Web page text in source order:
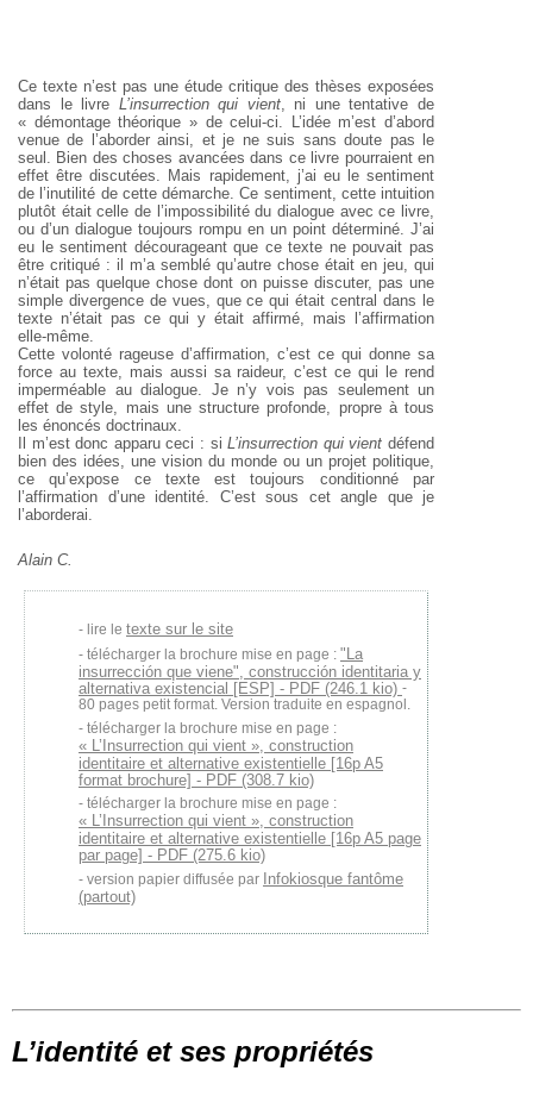
Ce texte n’est pas une étude critique des thèses exposées
dans le livre L’insurrection qui vient, ni une tentative de
« démontage théorique » de celui-ci. L’idée m’est d’abord
venue de l’aborder ainsi, et je ne suis sans doute pas le
seul. Bien des choses avancées dans ce livre pourraient en
effet être discutées. Mais rapidement, j’ai eu le sentiment
de l’inutilité de cette démarche. Ce sentiment, cette intuition
plutôt était celle de l’impossibilité du dialogue avec ce livre,
ou d’un dialogue toujours rompu en un point déterminé. J’ai
eu le sentiment décourageant que ce texte ne pouvait pas
être critiqué : il m’a semblé qu’autre chose était en jeu, qui
n’était pas quelque chose dont on puisse discuter, pas une
simple divergence de vues, que ce qui était central dans le
texte n’était pas ce qui y était affirmé, mais l’affirmation
elle-même.
Cette volonté rageuse d’affirmation, c’est ce qui donne sa
force au texte, mais aussi sa raideur, c’est ce qui le rend
imperméable au dialogue. Je n’y vois pas seulement un
effet de style, mais une structure profonde, propre à tous
les énoncés doctrinaux.
Il m’est donc apparu ceci : siL’insurrection qui vient défend
bien des idées, une vision du monde ou un projet politique,
ce qu’expose ce texte est toujours conditionné par
l’affirmation d’une identité. C’est sous cet angle que je
l’aborderai.
Alain C.
lire le texte sur le site
télécharger la brochure mise en page : "La
insurrección que viene", construcción identitaria y
alternativa existencial [ESP] - PDF (246.1 kio) -
80 pages petit format. Version traduite en espagnol.
télécharger la brochure mise en page :
« L’Insurrection qui vient », construction
identitaire et alternative existentielle [16p A5
format brochure] - PDF (308.7 kio)
télécharger la brochure mise en page :
« L’Insurrection qui vient », construction
identitaire et alternative existentielle [16p A5 page
par page] - PDF (275.6 kio)
version papier diffusée par Infokiosque fantôme
(partout)
L’identité et ses propriétés